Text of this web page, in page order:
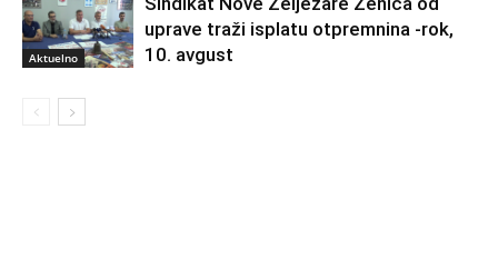
Aktuelno
uprave traži isplatu otpremnina -rok,
10. avgust